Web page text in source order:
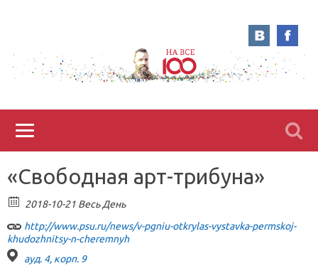
«Свободная арт-трибуна»
2018-10-21 Весь День
http://www.psu.ru/news/v-pgniu-otkrylas-vystavka-permskoj-
khudozhnitsy-n-cheremnyh
ауд. 4, корп. 9